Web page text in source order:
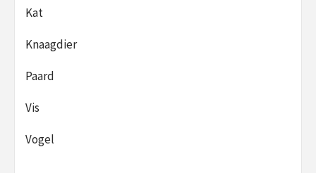
Kat
Knaagdier
Paard
Vis
Vogel